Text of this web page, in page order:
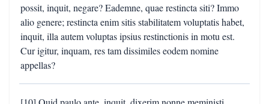
possit, inquit, negare? Eademne, quae restincta siti? Immo
alio genere; restincta enim sitis stabilitatem voluptatis habet,
inquit, illa autem voluptas ipsius restinctionis in motu est.
Cur igitur, inquam, res tam dissimiles eodem nomine
appellas?